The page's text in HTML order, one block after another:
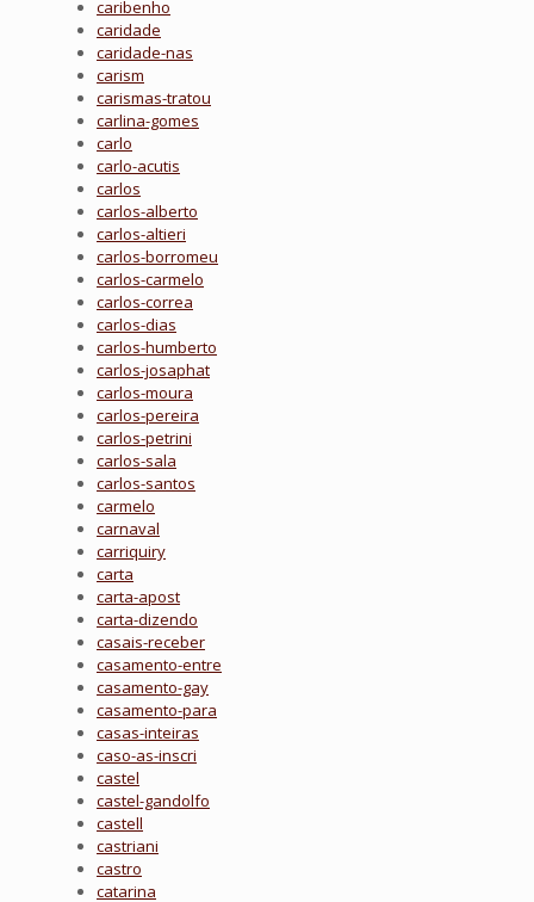
caribenho
caridade
caridade-nas
carism
carismas-tratou
carlina-gomes
carlo
carlo-acutis
carlos
carlos-alberto
carlos-altieri
carlos-borromeu
carlos-carmelo
carlos-correa
carlos-dias
carlos-humberto
carlos-josaphat
carlos-moura
carlos-pereira
carlos-petrini
carlos-sala
carlos-santos
carmelo
carnaval
carriquiry
carta
carta-apost
carta-dizendo
casais-receber
casamento-entre
casamento-gay
casamento-para
casas-inteiras
caso-as-inscri
castel
castel-gandolfo
castell
castriani
castro
catarina